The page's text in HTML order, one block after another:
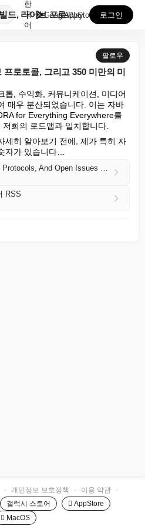
Mac 네이티브 빌드, 라이브 프로토콜, 그리고 350...
한
국
어
GooglePlay
AppStore 로그인
팔로우
로토콜, 그리고 350 미만의 미
톱, 수익화, 커뮤니케이션, 미디어
매우 분산되었습니다. 이는 자바
for Everything Everywhere를
희의 로드맵과 일치합니다.
세히 알아보기 전에, 제가 특히 자
자가 있습니다…
Mac Native Builds, Live Protocols, And Open Issues Under 350
RSS
· 개인정보 보호정책 · 이용 약관
·
갤럭시 스토어
 AppStore
 MacOS